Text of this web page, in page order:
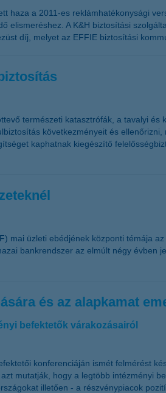
haza a 2011-es reklámhatékonysági
elismeréshez. A K&H biztosítási
díj, melyet az EFFIE biztosítási
természeti katasztrófák, a tavalyi
következményeit és
kaphatnak kiegészítő
mai üzleti ebédjének központi témája
bankrendszer az elmúlt négy
és az alapkamat
befektetők várakozásairól
konferenciáján ismét felmérést
mutatják, hogy a legtöbb intézményi
illetően - a részvénypiacok